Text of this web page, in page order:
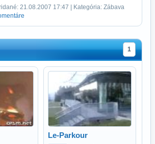
21.08.2007 17:47 | Kategória: Zábava
1
Le-Parkour